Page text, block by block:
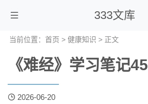
333文库
当前位置： 首页 > 健康知识 > 正文
《难经》学习笔记45
2026-06-20